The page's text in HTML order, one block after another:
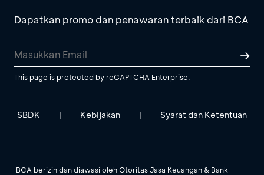
Dapatkan promo dan penawaran terbaik dari BCA
This page is protected by reCAPTCHA Enterprise.
SBDK | Kebijakan | Syarat dan Ketentuan
BCA berizin dan diawasi oleh Otoritas Jasa Keuangan & Bank